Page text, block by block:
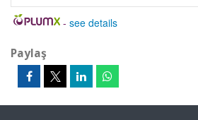
- see details
Paylaş